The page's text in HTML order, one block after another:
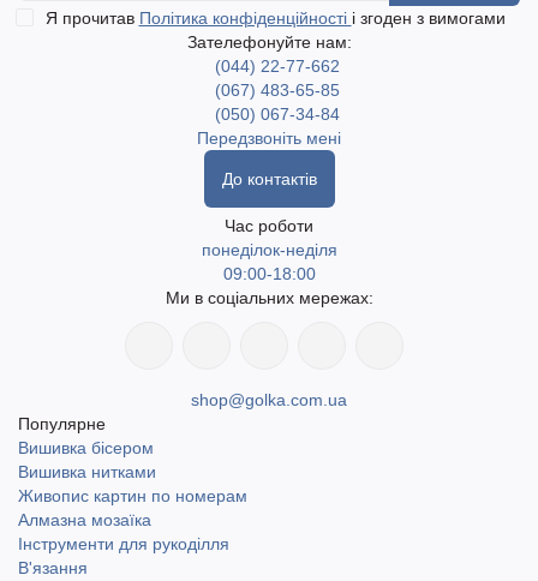
Я прочитав Політика конфіденційності і згоден з вимогами
Зателефонуйте нам:
(044) 22-77-662
(067) 483-65-85
(050) 067-34-84
Передзвоніть мені
До контактів
Час роботи
понеділок-неділя
09:00-18:00
Ми в соціальних мережах:
shop@golka.com.ua
Популярне
Вишивка бісером
Вишивка нитками
Живопис картин по номерам
Алмазна мозаїка
Інструменти для рукоділля
В'язання